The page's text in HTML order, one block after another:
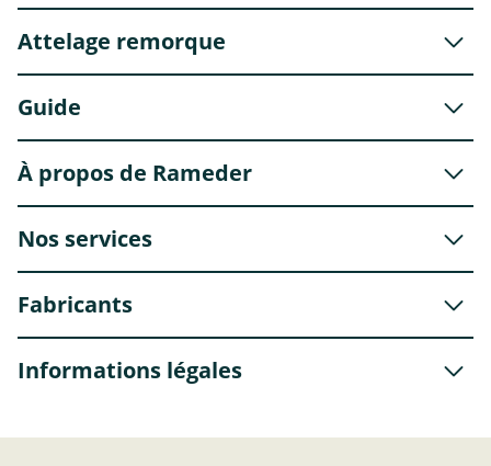
Attelage remorque
Guide
À propos de Rameder
Nos services
Fabricants
Informations légales